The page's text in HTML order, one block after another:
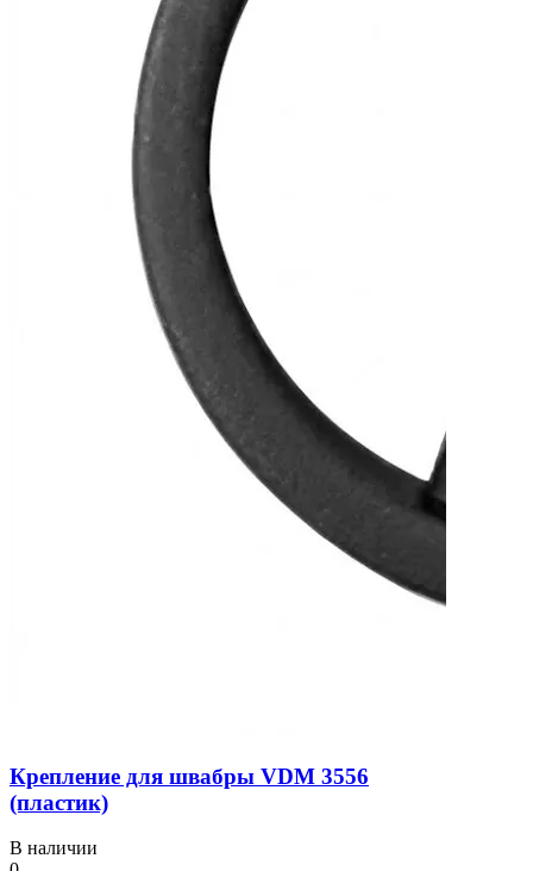
Крепление для швабры VDM 3556
(пластик)
В наличии